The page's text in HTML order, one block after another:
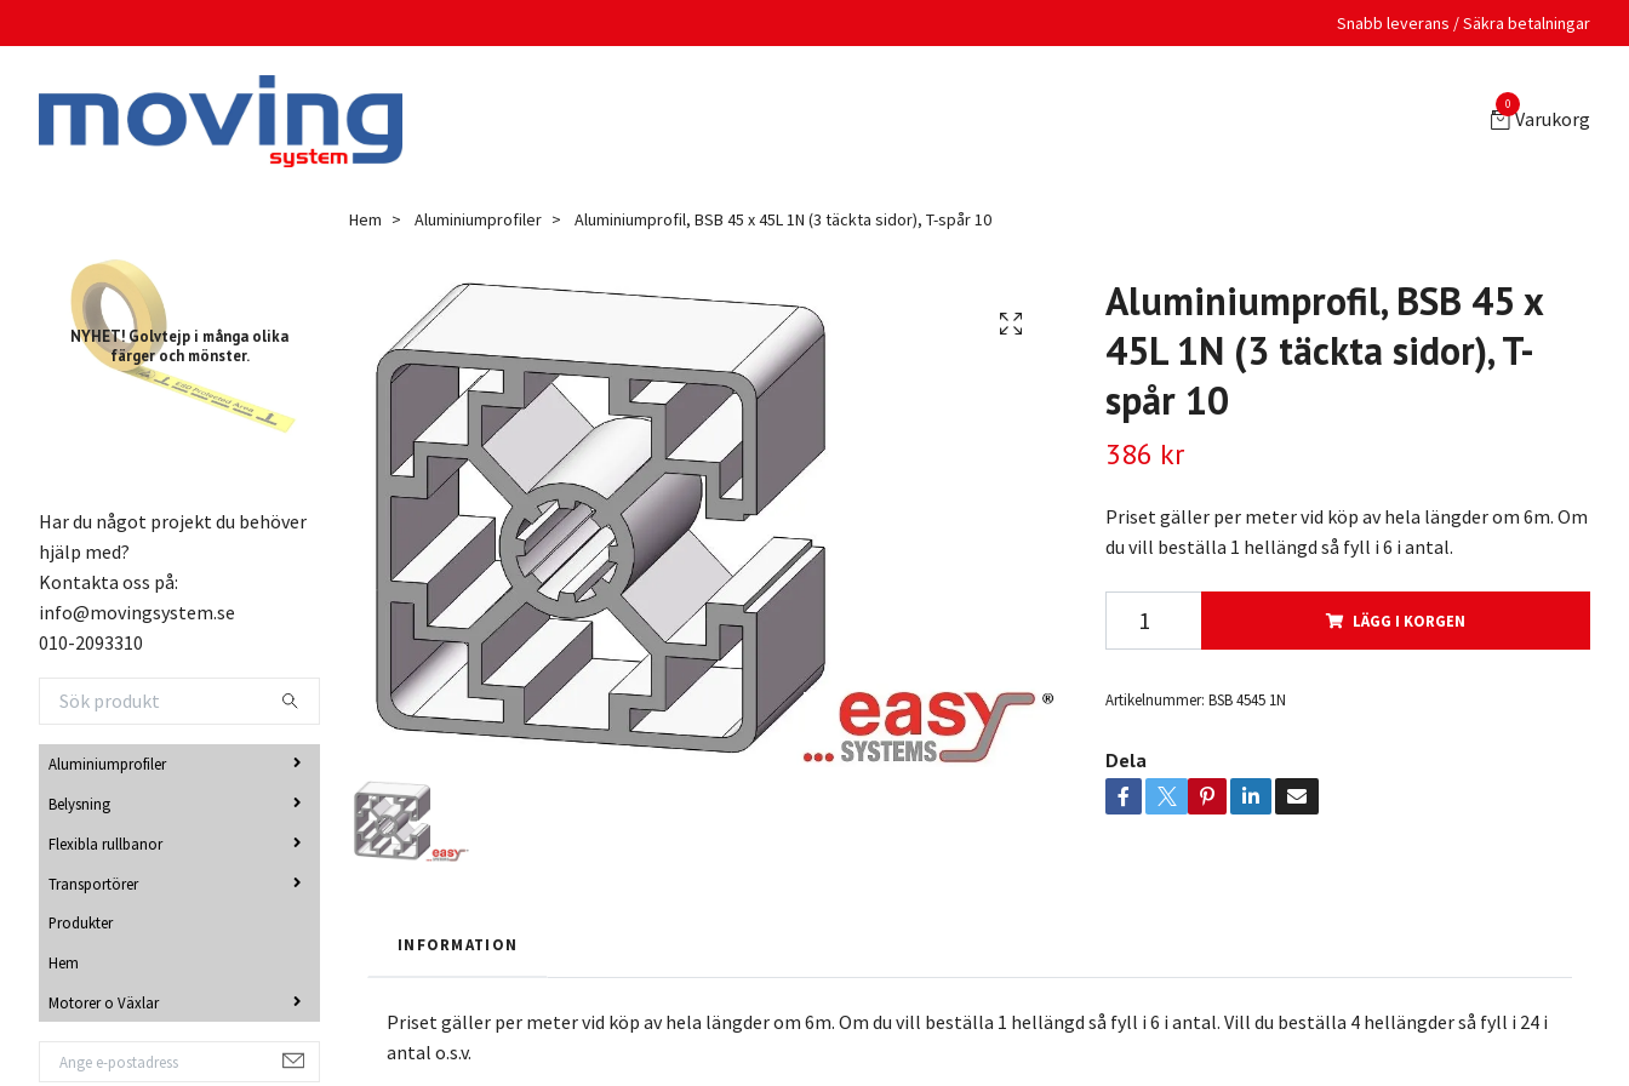
Snabb leverans / Säkra betalningar
0
Varukorg
NYHET! Golvtejp i många olika
färger och mönster.
Har du något projekt du behöver
hjälp med?
Kontakta oss på:
info@movingsystem.se
010-2093310
Aluminiumprofiler
Belysning
Flexibla rullbanor
Transportörer
Produkter
Hem
Motorer o Växlar
Hem Aluminiumprofiler Aluminiumprofil, BSB 45 x 45L 1N (3 täckta sidor), T-spår 10
Aluminiumprofil, BSB 45 x
45L 1N (3 täckta sidor), T-
spår 10
386 kr
Priset gäller per meter vid köp av hela längder om 6m. Om
du vill beställa 1 hellängd så fyll i 6 i antal.
LÄGG I KORGEN
Artikelnummer: BSB 4545 1N
Dela
INFORMATION
Priset gäller per meter vid köp av hela längder om 6m. Om du vill beställa 1 hellängd så fyll i 6 i antal. Vill du beställa 4 hellängder så fyll i 24 i
antal o.s.v.